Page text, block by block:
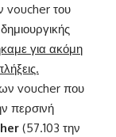
voucher του
για ακόμη
voucher που
περσινή
(57.103 την